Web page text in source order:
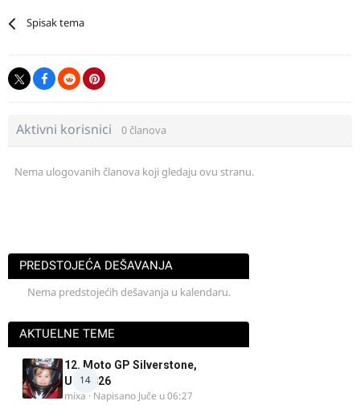
Spisak tema
Aktivni korisnici 0 članova
Nema ulogovanih članova koji gledaju ovu stranu.
PREDSTOJEĆA DEŠAVANJA
Nema predstojećih dešavanja u kalendaru.
AKTUELNE TEME
14
12. Moto GP Silverstone,
UK, 2026
mixa · Napisano Juče u 06:27